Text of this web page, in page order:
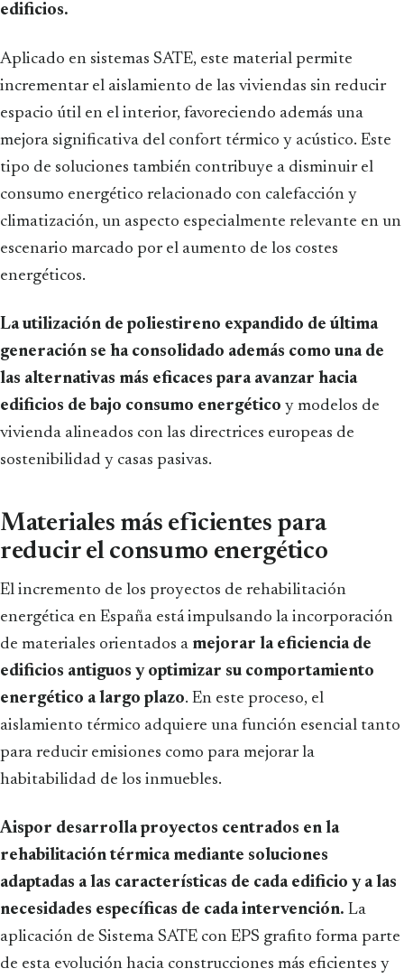
edificios.
Aplicado en sistemas SATE, este material permite
incrementar el aislamiento de las viviendas sin reducir
espacio útil en el interior, favoreciendo además una
mejora significativa del confort térmico y acústico. Este
tipo de soluciones también contribuye a disminuir el
consumo energético relacionado con calefacción y
climatización, un aspecto especialmente relevante en un
escenario marcado por el aumento de los costes
energéticos.
La utilización de poliestireno expandido de última
generación se ha consolidado además como una de
las alternativas más eficaces para avanzar hacia
edificios de bajo consumo energético y modelos de
vivienda alineados con las directrices europeas de
sostenibilidad y casas pasivas.
Materiales más eficientes para
reducir el consumo energético
El incremento de los proyectos de rehabilitación
energética en España está impulsando la incorporación
de materiales orientados a mejorar la eficiencia de
edificios antiguos y optimizar su comportamiento
energético a largo plazo. En este proceso, el
aislamiento térmico adquiere una función esencial tanto
para reducir emisiones como para mejorar la
habitabilidad de los inmuebles.
Aispor desarrolla proyectos centrados en la
rehabilitación térmica mediante soluciones
adaptadas a las características de cada edificio y a las
necesidades específicas de cada intervención. La
aplicación de Sistema SATE con EPS grafito forma parte
de esta evolución hacia construcciones más eficientes y